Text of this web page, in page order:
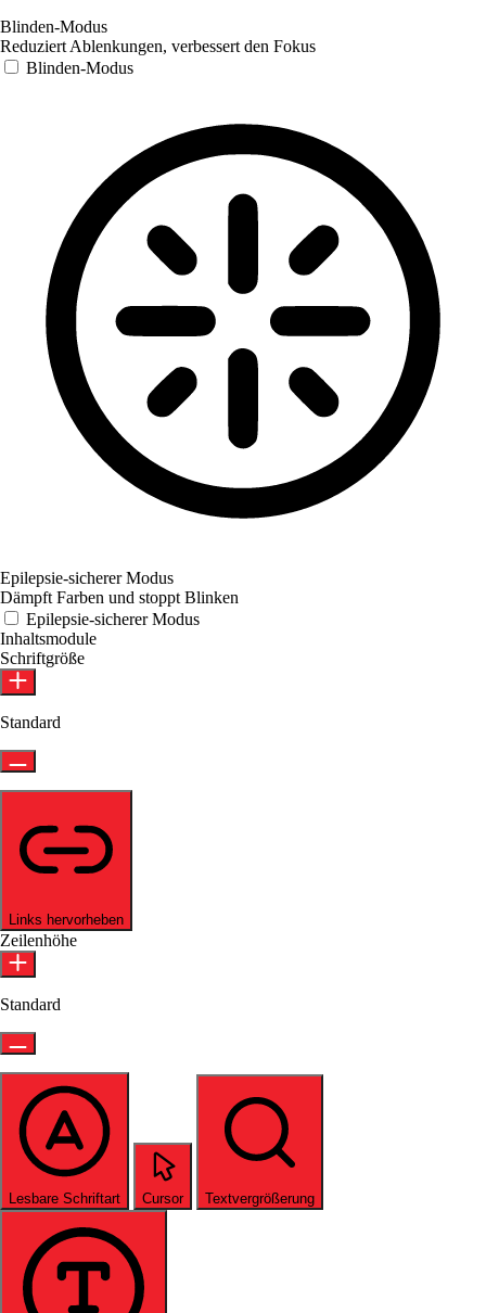
Blinden-Modus
Reduziert Ablenkungen, verbessert den Fokus
Blinden-Modus
Epilepsie-sicherer Modus
Dämpft Farben und stoppt Blinken
Epilepsie-sicherer Modus
Inhaltsmodule
Schriftgröße
Standard
Links hervorheben
Zeilenhöhe
Standard
Lesbare Schriftart Cursor Textvergrößerung